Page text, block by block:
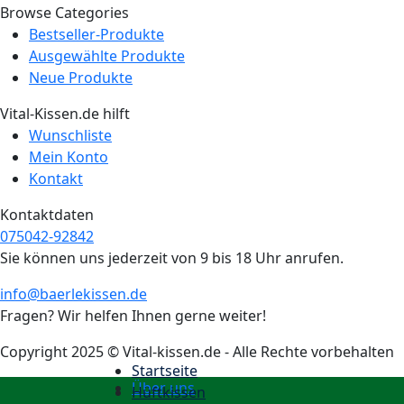
Browse Categories
Bestseller-Produkte
Ausgewählte Produkte
Neue Produkte
Vital-Kissen.de hilft
Wunschliste
Mein Konto
Kontakt
Kontaktdaten
075042-92842
Sie können uns jederzeit von 9 bis 18 Uhr anrufen.
info@baerlekissen.de
Fragen? Wir helfen Ihnen gerne weiter!
Copyright 2025 © Vital-kissen.de - Alle Rechte vorbehalten
Über uns
Startseite
Hüftkissen